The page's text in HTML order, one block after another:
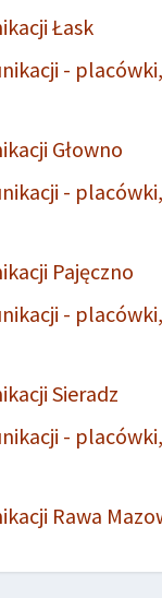
Łask
Głowno
Pajęczno
Sieradz
Rawa